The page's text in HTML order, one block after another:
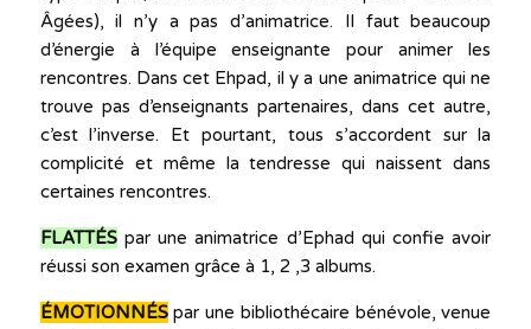
Âgées), il n’y a pas d’animatrice. Il faut beaucoup
d’énergie à l’équipe enseignante pour animer les
rencontres. Dans cet Ehpad, il y a une animatrice qui ne
trouve pas d’enseignants partenaires, dans cet autre,
c’est l’inverse. Et pourtant, tous s’accordent sur la
complicité et même la tendresse qui naissent dans
certaines rencontres.
FLATTÉSpar une animatrice d’Ephad qui confie avoir
réussi son examen grâce à 1, 2 ,3 albums.
ÉMOTIONNÉS par une bibliothécaire bénévole, venue